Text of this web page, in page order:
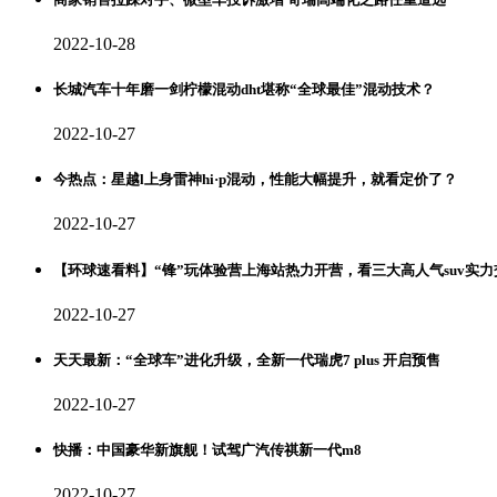
2022-10-28
长城汽车十年磨一剑柠檬混动dht堪称“全球最佳”混动技术？
2022-10-27
今热点：星越l上身雷神hi·p混动，性能大幅提升，就看定价了？
2022-10-27
【环球速看料】“锋”玩体验营上海站热力开营，看三大高人气suv实
2022-10-27
天天最新：“全球车”进化升级，全新一代瑞虎7 plus 开启预售
2022-10-27
快播：中国豪华新旗舰！试驾广汽传祺新一代m8